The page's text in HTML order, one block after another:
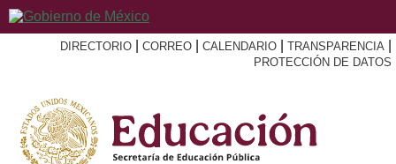
DIRECTORIO CORREO CALENDARIO TRANSPARENCIA
PROTECCIÓN DE DATOS